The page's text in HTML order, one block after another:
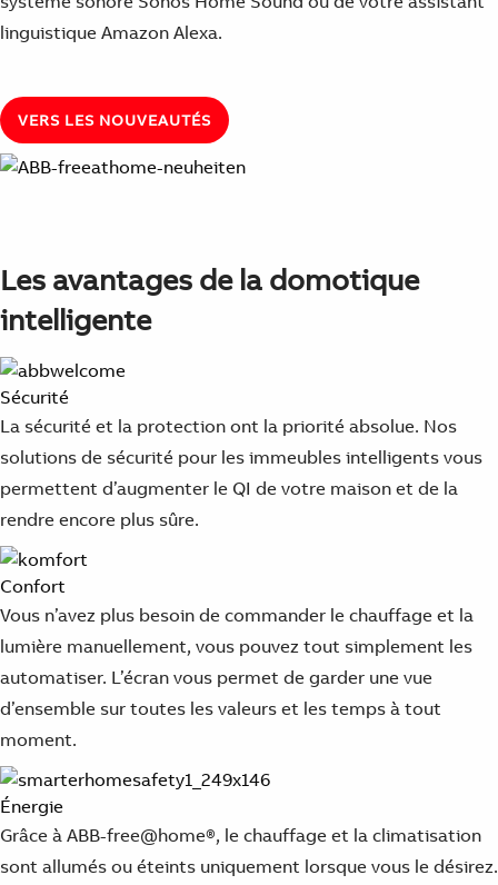
linguistique Amazon Alexa.
VERS LES NOUVEAUTÉS
Les avantages de la domotique
intelligente
Sécurité
La sécurité et la protection ont la priorité absolue. Nos
solutions de sécurité pour les immeubles intelligents vous
permettent d’augmenter le QI de votre maison et de la
rendre encore plus sûre.
Confort
Vous n’avez plus besoin de commander le chauffage et la
lumière manuellement, vous pouvez tout simplement les
automatiser. L’écran vous permet de garder une vue
d’ensemble sur toutes les valeurs et les temps à tout
moment.
Énergie
Grâce à ABB-free@home®, le chauffage et la climatisation
sont allumés ou éteints uniquement lorsque vous le désirez.